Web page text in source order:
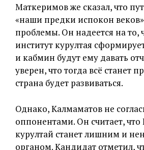
Маткеримов же сказал, что
«наши предки испокон
проблемы. Он надеется на то,
институт курултая
и кабмин будут ему давать
уверен, что тогда всё станет
страна будет развиваться.
Однако, Калмаматов не
оппонентами. Он считает,
курултай станет лишним и
органом. Кандидат отметил,